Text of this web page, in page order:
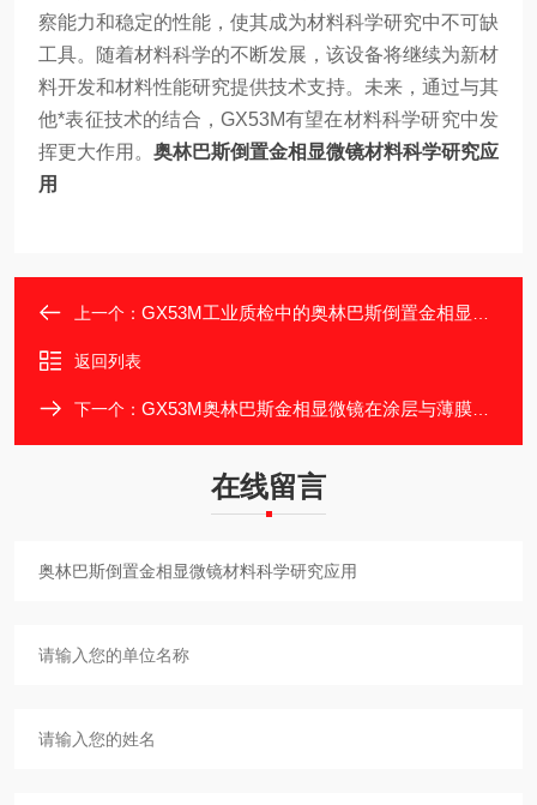
察能力和稳定的性能，使其成为材料科学研究中不可缺
工具。随着材料科学的不断发展，该设备将继续为新材
料开发和材料性能研究提供技术支持。未来，通过与其
他*表征技术的结合，GX53M有望在材料科学研究中发
挥更大作用。 奥林巴斯倒置金相显微镜材料科学研究应
用
上一个： GX53M工业质检中的奥林巴斯倒置金相显微镜
返回列表
下一个： GX53M奥林巴斯金相显微镜在涂层与薄膜分析的应用
在线留言